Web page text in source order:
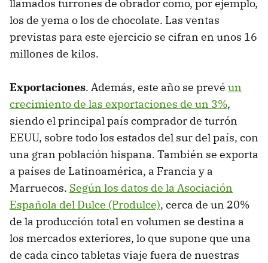
llamados turrones de obrador como, por ejemplo,
los de yema o los de chocolate. Las ventas
previstas para este ejercicio se cifran en unos 16
millones de kilos.
Exportaciones. Además, este año se prevé un
crecimiento de las exportaciones de un 3%,
siendo el principal país comprador de turrón
EEUU, sobre todo los estados del sur del país, con
una gran población hispana. También se exporta
a países de Latinoamérica, a Francia y a
Marruecos. Según los datos de la Asociación
Española del Dulce (Produlce), cerca de un 20%
de la producción total en volumen se destina a
los mercados exteriores, lo que supone que una
de cada cinco tabletas viaje fuera de nuestras